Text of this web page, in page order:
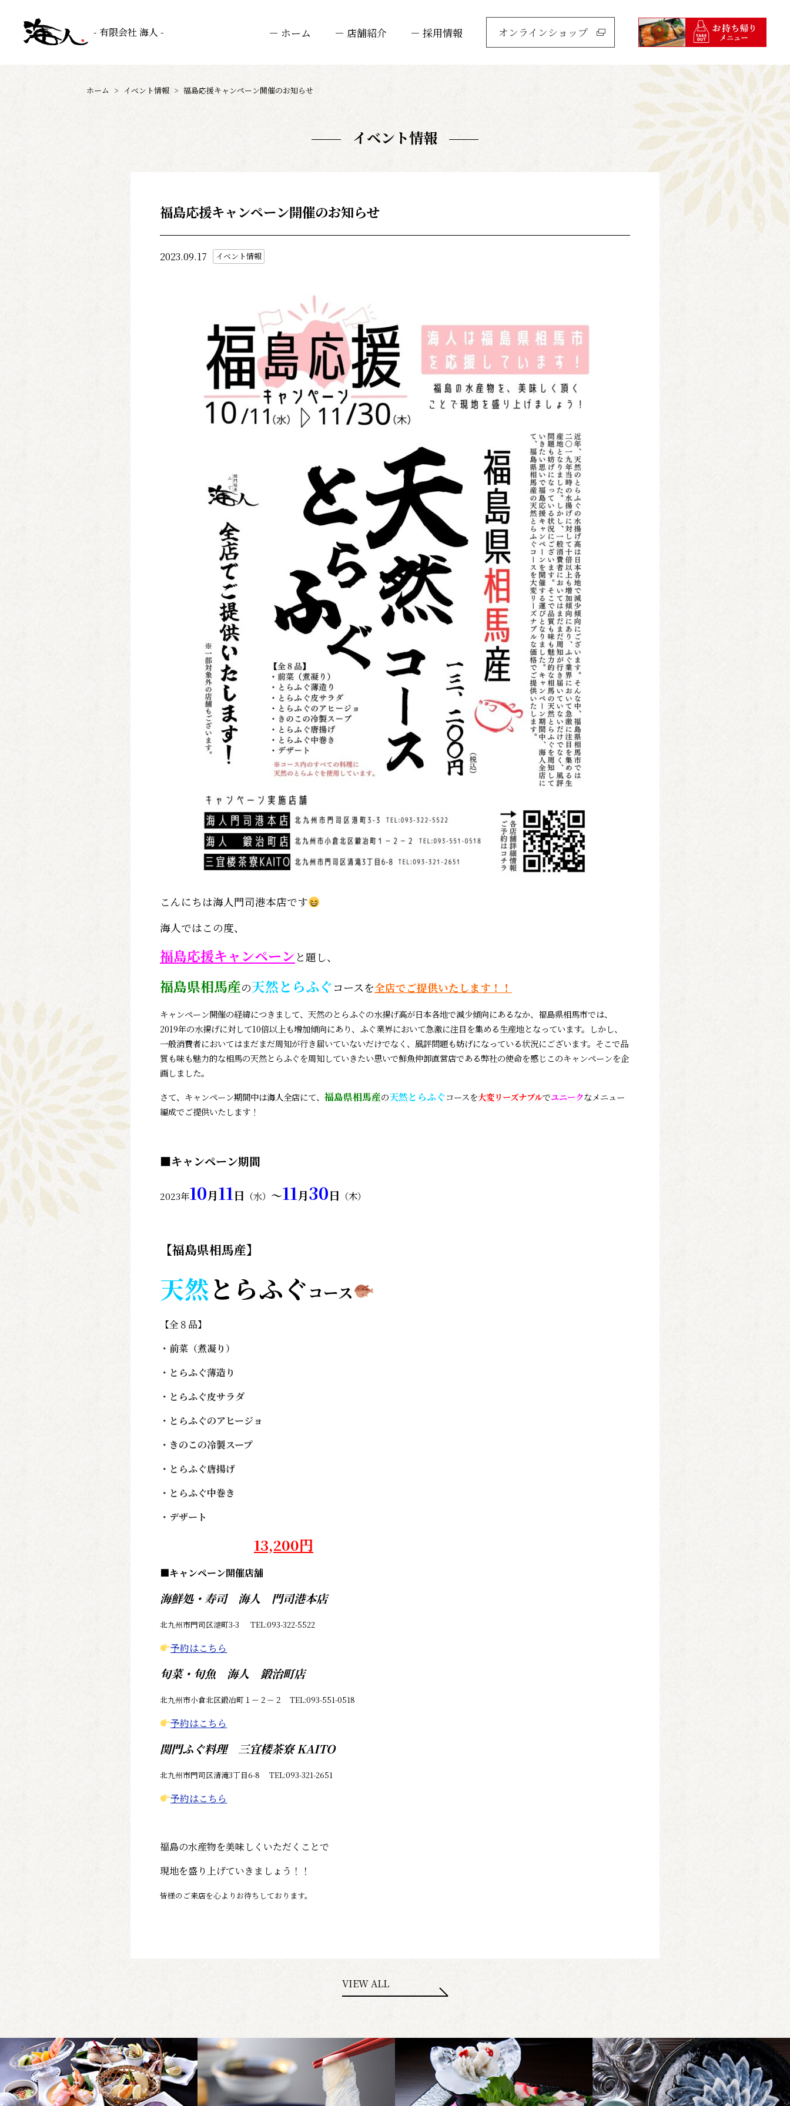
- 有限会社 海人 - － ホーム － 店舗紹介 － 採用情報 オンラインショップ
ホーム > イベント情報 > 福島応援キャンペーン開催のお知らせ
イベント情報
福島応援キャンペーン開催のお知らせ
2023.09.17 イベント情報
こんにちは海人門司港本店です
海人ではこの度、
福島応援キャンペーン と題し、
福島県相馬産の天然とらふぐコースを全店でご提供いたします！！
キャンペーン開催の経緯につきまして、 天然のとらふぐの水揚げ高が日本各地で減少傾向にあるなか、福島県相馬市では、
2019年の水揚げに対して10倍以上も増加傾向にあり、ふぐ業界において急激に注目を集める生産地となっています。 しかし、
一般消費者においてはまだまだ周知が行き届いていないだけでなく、風評問題も妨げになっている状況にございます。 そこで品
質も味も魅力的な相馬の天然とらふぐを周知していきたい思いで鮮魚仲卸直営店である弊社の使命を感じこのキャンペーンを企
画しました。
さて、キャンペーン期間中は海人全店にて、 福島県相馬産の天然とらふぐコースを大変リーズナブルでユニークなメニュー
編成でご提供いたします！
■キャンペーン期間
2023年10月11 日 （水） ～11 月30日 （木）
【福島県相馬産】
天然とらふぐコース
【全８品】
・前菜（煮凝り）
・とらふぐ薄造り
・とらふぐ皮サラダ
・とらふぐのアヒージョ
・きのこの冷製スープ
・とらふぐ唐揚げ
・とらふぐ中巻き
・デザート
13,200円
■キャンペーン開催店舗
海鮮処・寿司 海人 門司港本店
北九州市門司区港町3-3 TEL:093-322-5522
予約はこちら
旬菜・旬魚 海人 鍛治町店
北九州市小倉北区鍛冶町１－２－２ TEL:093-551-0518
予約はこちら
関門ふぐ料理 三宜楼茶寮 KAITO
北九州市門司区清滝3丁目6-8 TEL:093-321-2651
予約はこちら
福島の水産物を美味しくいただくことで
現地を盛り上げていきましょう！！
皆様のご来店を心よりお待ちしております。
VIEW ALL